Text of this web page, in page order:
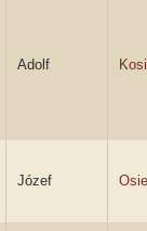
Adolf
Józef